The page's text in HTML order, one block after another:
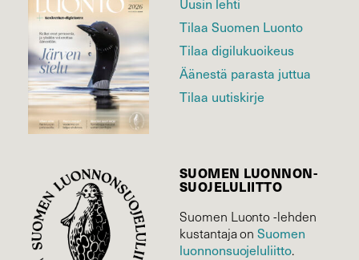
Tilaa Suomen Luonto
Tilaa digilukuoikeus
Äänestä parasta juttua
Tilaa uutiskirje
SUOMEN LUONNON­
SUOJELU­LIITTO
Suomen Luonto -lehden
kustantaja onSuomen
luonnonsuojelu­liitto.